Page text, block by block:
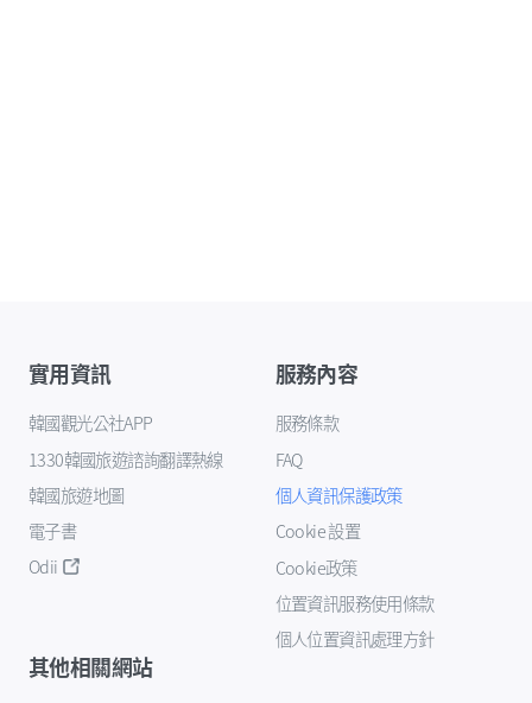
實用資訊
韓國觀光公社APP
1330韓國旅遊諮詢翻譯熱線
韓國旅遊地圖
電子書
Odii
服務內容
服務條款
FAQ
個人資訊保護政策
Cookie 設置
Cookie政策
位置資訊服務使用條款
個人位置資訊處理方針
其他相關網站